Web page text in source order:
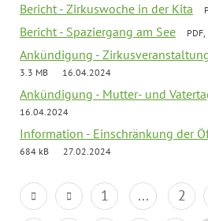
Bericht - Zirkuswoche in der Kita
Bericht - Spaziergang am See
Ankündigung -
3.3 MB
16.04.2024
Ankündigung - Mutter- und
16.04.2024
Information - Einschränkung der
684 kB
27.02.2024
1 ... 2